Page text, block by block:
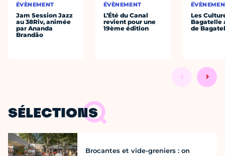
ÉVÈNEMENT
Jam Session Jazz
au 38Riv, animée
par Ananda
Brandão
ÉVÈNEMENT
L’Été du Canal
revient pour une
19ème édition
Les
Bagatelle
de
SÉLECTIONS
Brocantes et vide-greniers : on